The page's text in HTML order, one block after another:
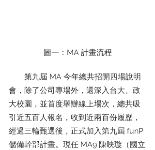
圖一：MA 計畫流程
會，除了公司專場外，還深入台大、政
大校園，並首度舉辦線上場次，總共吸
引近五百人報名，收到近兩百份履歷，
經過三輪甄選後，正式加入第九屆 funP
儲備幹部計畫。現任 MA9 陳映璇（國立